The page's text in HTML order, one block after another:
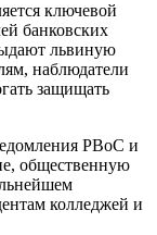
ключевой
банковских
львиную
наблюдатели
защищать
PBoC и
общественную
колледжей и